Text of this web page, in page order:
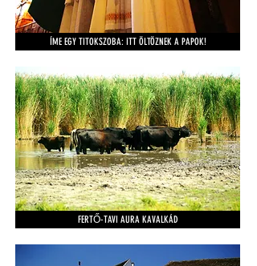
ÍME EGY TITOKSZOBA: ITT ÖLTÖZNEK A PAPOK!
FERTŐ-TAVI AURA KAVALKÁD